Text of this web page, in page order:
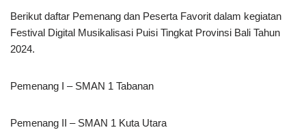
Berikut daftar Pemenang dan Peserta Favorit dalam kegiatan
Festival Digital Musikalisasi Puisi Tingkat Provinsi Bali Tahun
2024.
Pemenang I – SMAN 1 Tabanan
Pemenang II – SMAN 1 Kuta Utara